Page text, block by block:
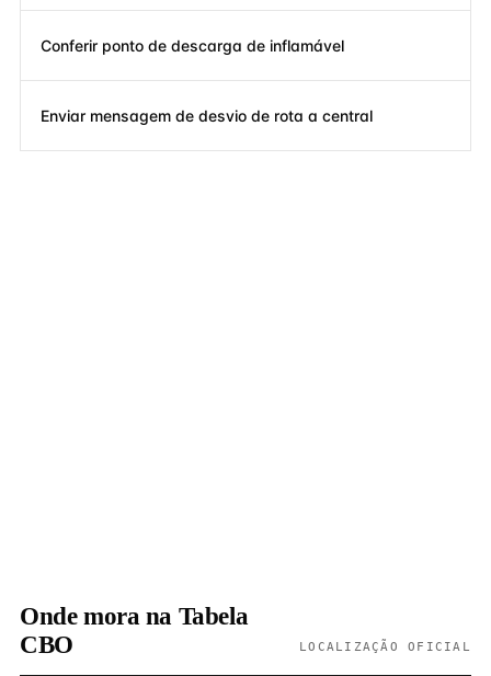
Conferir ponto de descarga de inflamável
Enviar mensagem de desvio de rota a central
Onde mora na Tabela
CBO
LOCALIZAÇÃO OFICIAL